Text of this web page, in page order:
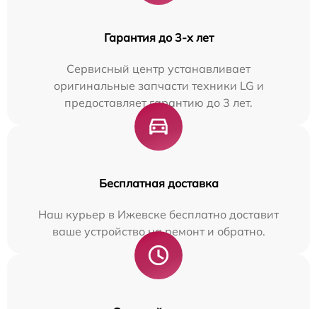
Гарантия до 3-х лет
Сервисный центр устанавливает
оригинальные запчасти техники LG и
предоставляет гарантию до 3 лет.
Бесплатная доставка
Наш курьер в Ижевске бесплатно доставит
ваше устройство на ремонт и обратно.